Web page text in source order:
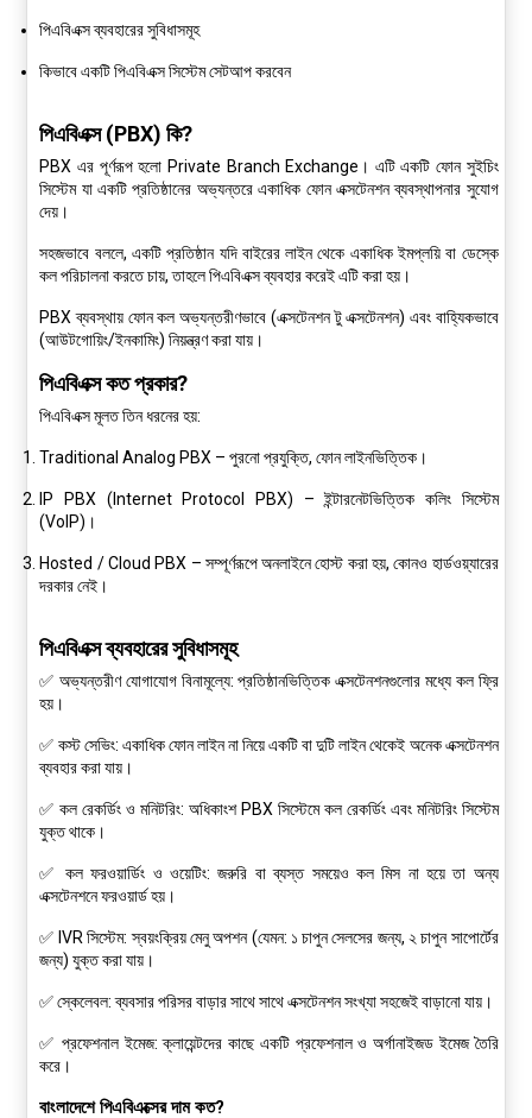
পিএবিএক্স ব্যবহারের সুবিধাসমূহ
কিভাবে একটি পিএবিএক্স সিস্টেম সেটআপ করবেন
পিএবিএক্স (PBX) কি?
PBX এর পূর্ণরূপ হলো Private Branch Exchange । এটি একটি ফোন সুইচিং
সিস্টেম যা একটি প্রতিষ্ঠানের অভ্যন্তরে একাধিক ফোন এক্সটেনশন ব্যবস্থাপনার সুযোগ
দেয়।
সহজভাবে বললে, একটি প্রতিষ্ঠান যদি বাইরের লাইন থেকে একাধিক ইমপ্লয়ি বা ডেস্কে
কল পরিচালনা করতে চায়, তাহলে পিএবিএক্স ব্যবহার করেই এটি করা হয়।
PBX ব্যবস্থায় ফোন কল অভ্যন্তরীণভাবে (এক্সটেনশন টু এক্সটেনশন) এবং বাহ্যিকভাবে
(আউটগোয়িং/ইনকামিং) নিয়ন্ত্রণ করা যায়।
পিএবিএক্স কত প্রকার?
পিএবিএক্স মূলত তিন ধরনের হয়:
Traditional Analog PBX – পুরনো প্রযুক্তি, ফোন লাইনভিত্তিক।
IP PBX (Internet Protocol PBX) – ইন্টারনেটভিত্তিক কলিং সিস্টেম
(VoIP)।
Hosted / Cloud PBX – সম্পূর্ণরূপে অনলাইনে হোস্ট করা হয়, কোনও হার্ডওয়্যারের
দরকার নেই।
পিএবিএক্স ব্যবহারের সুবিধাসমূহ
✅ অভ্যন্তরীণ যোগাযোগ বিনামূল্যে: প্রতিষ্ঠানভিত্তিক এক্সটেনশনগুলোর মধ্যে কল ফ্রি
হয়।
✅ কস্ট সেভিং: একাধিক ফোন লাইন না নিয়ে একটি বা দুটি লাইন থেকেই অনেক এক্সটেনশন
ব্যবহার করা যায়।
✅কল রেকর্ডিং ও মনিটরিং: অধিকাংশ PBX সিস্টেমে কল রেকর্ডিং এবং মনিটরিং সিস্টেম
যুক্ত থাকে।
✅কল ফরওয়ার্ডিং ও ওয়েটিং: জরুরি বা ব্যস্ত সময়েও কল মিস না হয়ে তা অন্য
এক্সটেনশনে ফরওয়ার্ড হয়।
✅ IVR সিস্টেম: স্বয়ংক্রিয় মেনু অপশন (যেমন: ১ চাপুন সেলসের জন্য, ২ চাপুন সাপোর্টের
জন্য) যুক্ত করা যায়।
✅স্কেলেবল:ব্যবসার পরিসর বাড়ার সাথে সাথে এক্সটেনশন সংখ্যা সহজেই বাড়ানো যায়।
✅ প্রফেশনাল ইমেজ: ক্লায়েন্টদের কাছে একটি প্রফেশনাল ও অর্গানাইজড ইমেজ তৈরি
করে।
বাংলাদেশে পিএবিএক্সের দাম কত?